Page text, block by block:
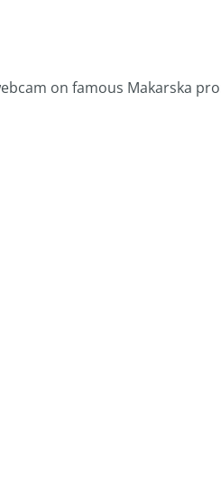
on famous Makarska